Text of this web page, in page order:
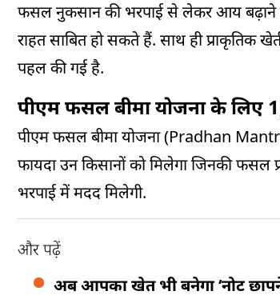
फसल नुकसान की भरपाई से लेकर आय बढ़ाने
राहत साबित हो सकते हैं. साथ ही प्राकृतिक
पहल की गई है.
पीएम फसल बीमा योजना के लिए
पीएम फसल बीमा योजना (Pradhan
फायदा उन किसानों को मिलेगा जिनकी फसल
भरपाई में मदद मिलेगी.
और पढ़ें
अब आपका खेत भी बनेगा ‘नोट